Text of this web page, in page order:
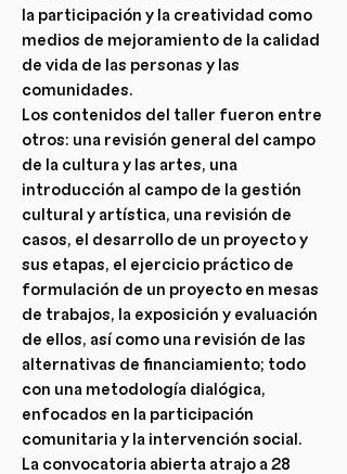
la participación y la creatividad como
medios de mejoramiento de la calidad
de vida de las personas y las
comunidades.
Los contenidos del taller fueron entre
otros: una revisión general del campo
de la cultura y las artes, una
introducción al campo de la gestión
cultural y artística, una revisión de
casos, el desarrollo de un proyecto y
sus etapas, el ejercicio práctico de
formulación de un proyecto en mesas
de trabajos, la exposición y evaluación
de ellos, así como una revisión de las
alternativas de financiamiento; todo
con una metodología dialógica,
enfocados en la participación
comunitaria y la intervención social.
La convocatoria abierta atrajo a 28